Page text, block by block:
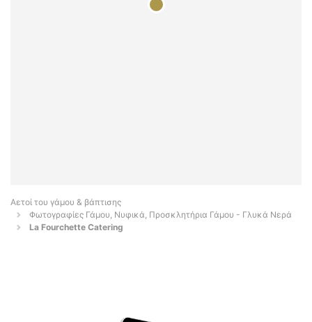
Αετοί του γάμου & βάπτισης
Φωτογραφίες Γάμου, Νυφικά, Προσκλητήρια Γάμου - Γλυκά Νερά
La Fourchette Catering